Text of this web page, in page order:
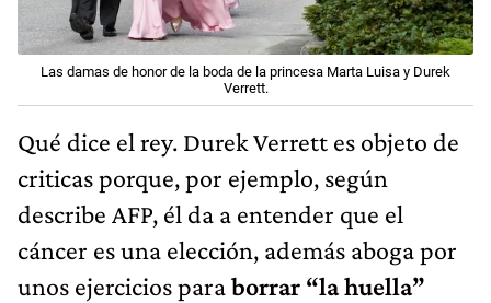
Las damas de honor de la boda de la princesa Marta Luisa y Durek
Verrett.
Qué dice el rey. Durek Verrett es objeto de
criticas porque, por ejemplo, según
describe AFP, él da a entender que el
cáncer es una elección, además aboga por
unos ejercicios paraborrar “la huella”